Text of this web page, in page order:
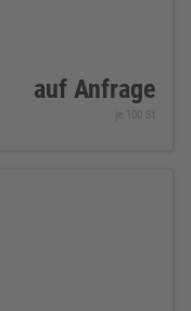
auf Anfrage
je 100 St